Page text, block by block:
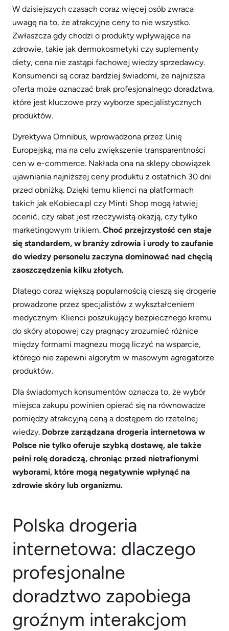
W dzisiejszych czasach coraz więcej osób zwraca
uwagę na to, że atrakcyjne ceny to nie wszystko.
Zwłaszcza gdy chodzi o produkty wpływające na
zdrowie, takie jak dermokosmetyki czy suplementy
diety, cena nie zastąpi fachowej wiedzy sprzedawcy.
Konsumenci są coraz bardziej świadomi, że najniższa
oferta może oznaczać brak profesjonalnego doradztwa,
które jest kluczowe przy wyborze specjalistycznych
produktów.
Dyrektywa Omnibus, wprowadzona przez Unię
Europejską, ma na celu zwiększenie transparentności
cen w e-commerce. Nakłada ona na sklepy obowiązek
ujawniania najniższej ceny produktu z ostatnich 30 dni
przed obniżką. Dzięki temu klienci na platformach
takich jak eKobieca.pl czy Minti Shop mogą łatwiej
ocenić, czy rabat jest rzeczywistą okazją, czy tylko
marketingowym trikiem. Choć przejrzystość cen staje
się standardem, w branży zdrowia i urody to zaufanie
do wiedzy personelu zaczyna dominować nad chęcią
zaoszczędzenia kilku złotych.
Dlatego coraz większą popularnością cieszą się drogerie
prowadzone przez specjalistów z wykształceniem
medycznym. Klienci poszukujący bezpiecznego kremu
do skóry atopowej czy pragnący zrozumieć różnice
między formami magnezu mogą liczyć na wsparcie,
którego nie zapewni algorytm w masowym agregatorze
produktów.
Dla świadomych konsumentów oznacza to, że wybór
miejsca zakupu powinien opierać się na równowadze
pomiędzy atrakcyjną ceną a dostępem do rzetelnej
wiedzy. Dobrze zarządzana drogeria internetowa w
Polsce nie tylko oferuje szybką dostawę, ale także
pełni rolę doradczą, chroniąc przed nietrafionymi
wyborami, które mogą negatywnie wpłynąć na
zdrowie skóry lub organizmu.
Polska drogeria
internetowa: dlaczego
profesjonalne
doradztwo zapobiega
groźnym interakcjom